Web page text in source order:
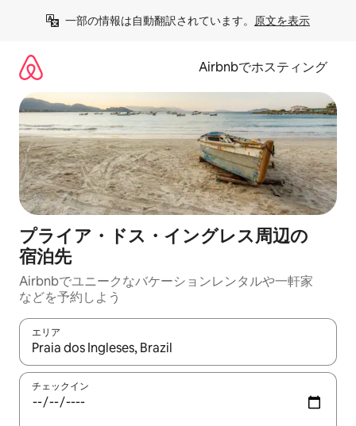
一部の情報は自動翻訳されています。 原文を表示
Airbnbでホスティング
プライア・ドス・イングレス⁠周⁠辺⁠の
宿⁠泊⁠先
Airbnbでユニークなバ⁠ケ⁠ー⁠シ⁠ョ⁠ンレ⁠ン⁠タ⁠ルや一⁠軒⁠家
な⁠ど⁠を予⁠約⁠し⁠よ⁠う
エリア
検索結果が表示されたら、上下の矢印キーを使って移動するか
チェックイン